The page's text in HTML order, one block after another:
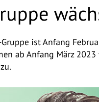
Gruppe ist Anfang
ab Anfang März